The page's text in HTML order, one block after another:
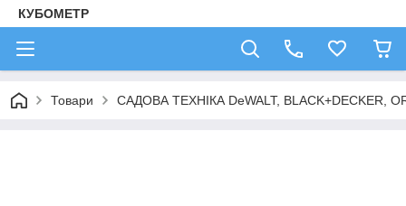
КУБОМЕТР
Товари САДОВА ТЕХНІКА DeWALT, BLACK+DECKER,